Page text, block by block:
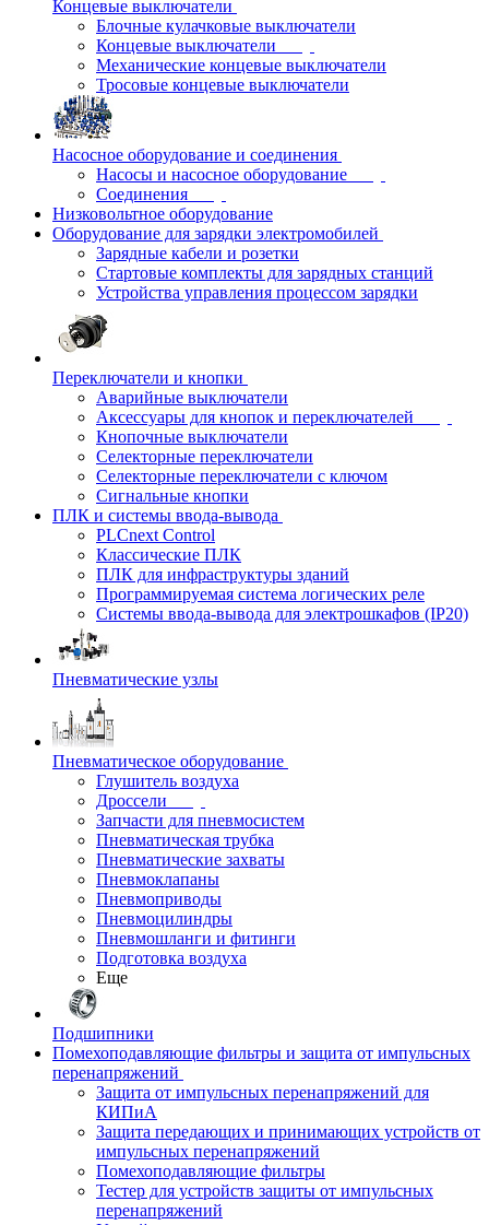
Концевые выключатели
Блочные кулачковые выключатели
Концевые выключатели
Механические концевые выключатели
Тросовые концевые выключатели
Насосное оборудование и соединения
Насосы и насосное оборудование
Соединения
Низковольтное оборудование
Оборудование для зарядки электромобилей
Зарядные кабели и розетки
Стартовые комплекты для зарядных станций
Устройства управления процессом зарядки
Переключатели и кнопки
Аварийные выключатели
Аксессуары для кнопок и переключателей
Кнопочные выключатели
Селекторные переключатели
Селекторные переключатели с ключом
Сигнальные кнопки
ПЛК и системы ввода-вывода
PLCnext Control
Классические ПЛК
ПЛК для инфраструктуры зданий
Программируемая система логических реле
Системы ввода-вывода для электрошкафов (IP20)
Пневматические узлы
Пневматическое оборудование
Глушитель воздуха
Дроссели
Запчасти для пневмосистем
Пневматическая трубка
Пневматические захваты
Пневмоклапаны
Пневмоприводы
Пневмоцилиндры
Пневмошланги и фитинги
Подготовка воздуха
Еще
Подшипники
Помехоподавляющие фильтры и защита от импульсных
перенапряжений
Защита от импульсных перенапряжений для
КИПиА
Защита передающих и принимающих устройств от
импульсных перенапряжений
Помехоподавляющие фильтры
Тестер для устройств защиты от импульсных
перенапряжений